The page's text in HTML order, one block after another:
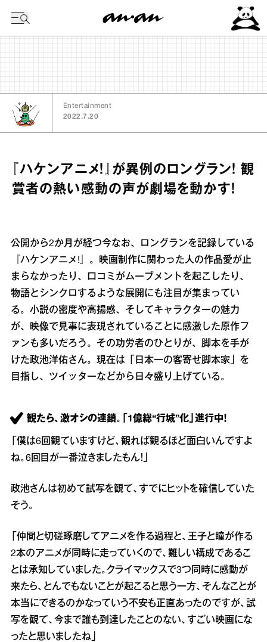
Entertainment
2022.7.20
『ハケンアニメ！』が異例のロングラン！ 観
賞者の熱い感動の声が劇場を動かす！
公開から2か月が経つ今なお、ロングランを記録している
『ハケンアニメ!』。映画制作に関わった人の作品愛が止
まらなかったり、口コミがムーブメントを起こしたり、
物語とシンクロするような展開にも注目が集まってい
る。小説の密度や高揚感、そしてキャラクターの魅力
が、映像で見事に表現されていることに感激した原作フ
ァンも多いだろう。その功労者のひとりが、脚本を手が
けた政池洋佑さん。現在は「日本一の客寄せ脚本家」を
目指し、ツイッターなどから日々盛り上げている。
観たら、激オシの連鎖。「1億総“行城”化」進行中！
「僕は6回観ていますけど、観れば観るほど面白いんですよ
ね。6回目が一番泣きましたもん！」
政池さんは初めて試写を観て、すでにヒットを確信していた
そう。
「仲間と切磋琢磨してアニメを作る過程と、王子と瞳が作る
2本のアニメが同時に走っていくので、難しい構成であるこ
とは承知していました。クライマックスで3つ同時に感動が
来たら、とんでもないことが起こると思う一方、そんなことが
本当にできるのかなっていう不安も正直あったのですが、試
写を観て、今まで誰も到達したことのない、すごい映画にな
ったと思いましたね」